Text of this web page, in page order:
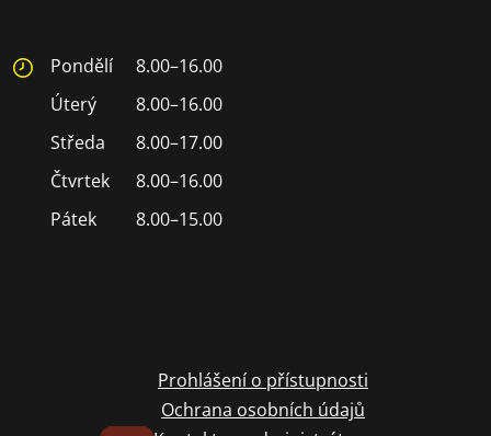
Pondělí
8.00–16.00
Úterý
8.00–16.00
Středa
8.00–17.00
Čtvrtek
8.00–16.00
Pátek
8.00–15.00
Prohlášení o přístupnosti
Ochrana osobních údajů